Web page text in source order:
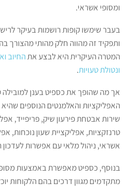
ומסופי אשראי.
בעבר שימשו קופות רושמות בעיקר
ותפקיד זה מהווה חלק מהותי מהצורך
המטרה העיקרית היא לבצע אתהחיוב
ונטולת טעויות.
אך מה שהופך את כספיט בענן למובילה
האפליקציות והאלמנטים הנוספים שהיא
שירות אבטחת פירעון שיק, פריפייד,
טרנזקציות, אפליקציית שעון נוכחות,
אשראי, ניהול מלאי עם אפשרות
בנוסף, כספיט מאפשרת באמצעות
מתקדמים מגוון דרכים בהם הלקוחות